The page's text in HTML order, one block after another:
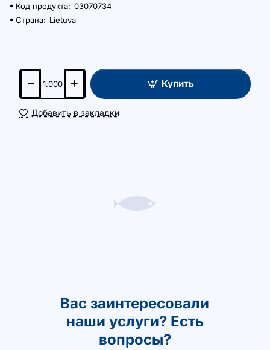
Код продукта: 03070734
Страна: Lietuva
Купить
Добавить в закладки
Вас заинтересовали
наши услуги? Есть
вопросы?